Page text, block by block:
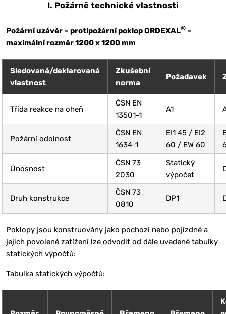
I. Požárně technické vlastnosti
Požární uzávěr – protipožární poklop ORDEXAL®–
maximální rozměr 1200 x 1200 mm
Sledovaná/deklarovaná
vlastnost
Zkušební
norma
Požadavek
Třída reakce na oheň
ČSN EN
13501-1
A1
Požární odolnost
ČSN EN
1634-1
EI1 45 / EI2
60 / EW 60
Únosnost
ČSN 73
2030
Statický
výpočet
Druh konstrukce
ČSN 73
0810
DP1
Poklopy jsou konstruovány jako pochozí nebo pojízdné a
jejich povolené zatížení lze odvodit od dále uvedené tabulky
statických výpočtů:
Tabulka statických výpočtů: